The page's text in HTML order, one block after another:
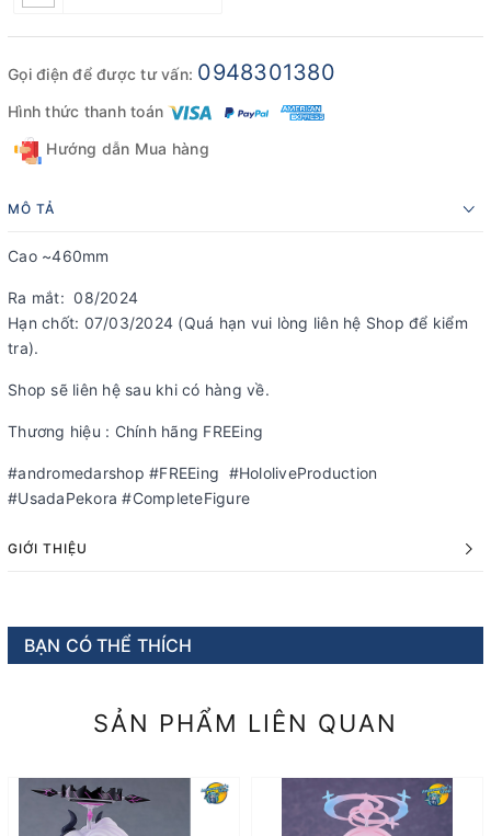
Gọi điện để được tư vấn: 0948301380
Hình thức thanh toán
Hướng dẫn Mua hàng
MÔ TẢ
Cao ~460mm
Ra mắt: 08/2024
Hạn chốt: 07/03/2024 (Quá hạn vui lòng liên hệ Shop để kiểm
tra).
Shop sẽ liên hệ sau khi có hàng về.
Thương hiệu : Chính hãng FREEing
#andromedarshop #FREEing #HololiveProduction
#UsadaPekora #CompleteFigure
GIỚI THIỆU
BẠN CÓ THỂ THÍCH
SẢN PHẨM LIÊN QUAN